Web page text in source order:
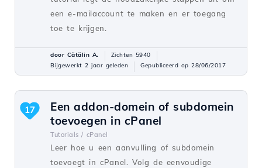
een e-mailaccount te maken en er toegang
toe te krijgen.
door Cătălin A.
Zichten 5940
Bijgewerkt 2 jaar geleden
Gepubliceerd op 28/06/2017
Een addon-domein of subdomein
toevoegen in cPanel
Tutorials / cPanel
Leer hoe u een aanvulling of subdomein
toevoegt in cPanel. Volg de eenvoudige
17